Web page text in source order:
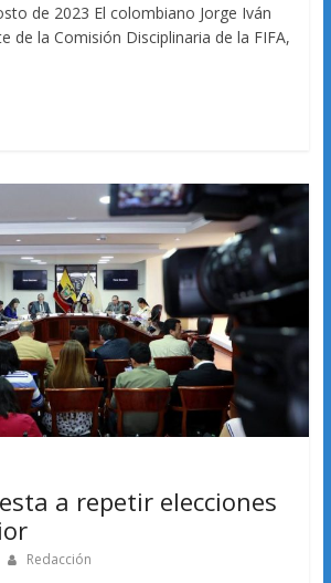
de 2023 El colombiano Jorge Iván
de la Comisión Disciplinaria de la FIFA,
a repetir elecciones
Redacción